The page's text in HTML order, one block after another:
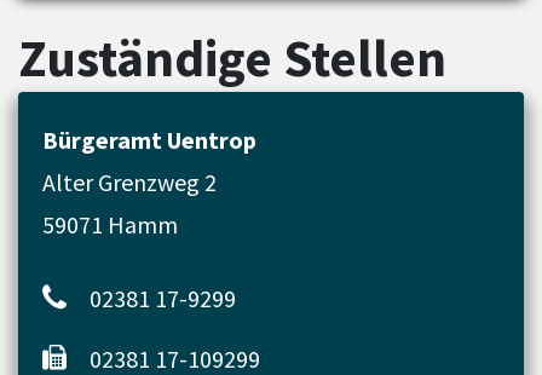
Zuständige Stellen
Bürgeramt Uentrop
Alter Grenzweg 2
59071 Hamm
02381 17-9299
02381 17-109299